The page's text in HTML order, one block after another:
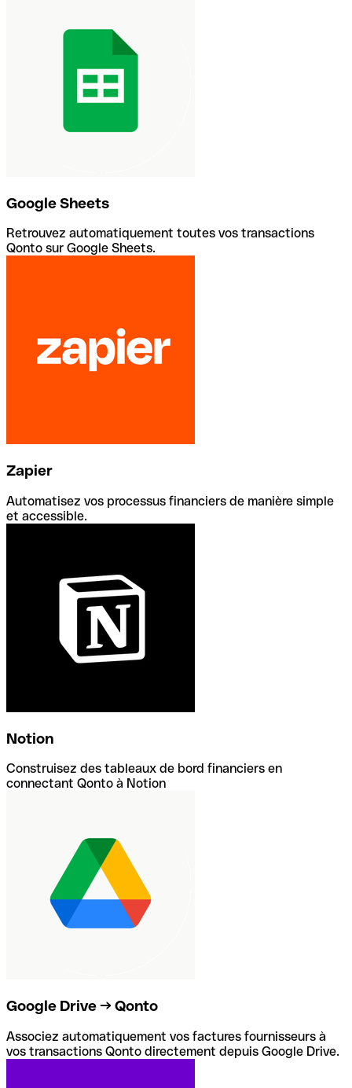
Google Sheets
Retrouvez automatiquement toutes vos transactions
Qonto sur Google Sheets.
Zapier
Automatisez vos processus financiers de manière simple
et accessible.
Notion
Construisez des tableaux de bord financiers en
connectant Qonto à Notion
Google Drive → Qonto
Associez automatiquement vos factures fournisseurs à
vos transactions Qonto directement depuis Google Drive.